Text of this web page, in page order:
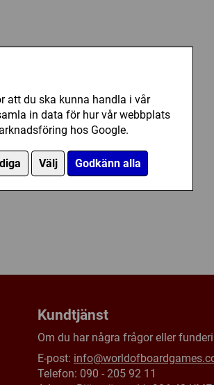
att du ska kunna handla i vår
in data för hur vår webbplats
hos Google.
Välj Godkänn alla
Kundtjänst
Om du har några frågor eller
E-post:
Telefon: 090 - 205 92 11